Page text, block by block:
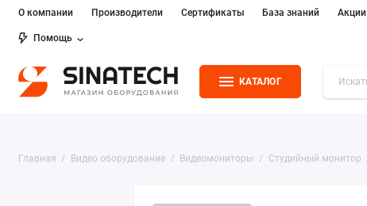
О компании Производители Сертификаты База знаний Акции
Помощь
КАТАЛОГ
Главная Видео оборудование Видеомониторы Студийный монитор